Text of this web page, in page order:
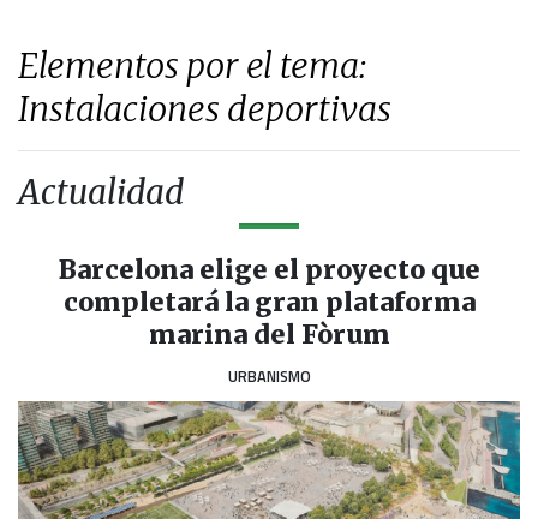
Elementos por el tema:
Instalaciones deportivas
Actualidad
Barcelona elige el proyecto que
completará la gran plataforma
marina del Fòrum
URBANISMO